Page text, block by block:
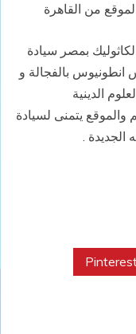
من القاهرة
بمصر سيادة
انطونيوس بالفجالة و
الدينية
والموقع يتمنى لسيادة
الجديدة .